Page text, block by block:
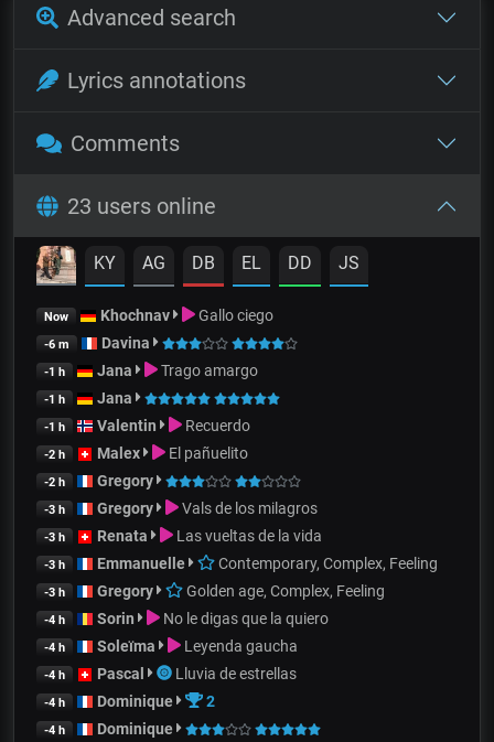
Advanced search
Lyrics annotations
Comments
23 users online
KY AG DB EL DD JS
Now Khochnav Gallo ciego
-6 m Davina
-1 h Jana Trago amargo
-1 h Jana
-1 h Valentin Recuerdo
-2 h Malex El pañuelito
-2 h Gregory
-3 h Gregory Vals de los milagros
-3 h Renata Las vueltas de la vida
-3 h Emmanuelle Contemporary, Complex, Feeling
-3 h Gregory Golden age, Complex, Feeling
-4 h Sorin No le digas que la quiero
-4 h Soleïma Leyenda gaucha
-4 h Pascal Lluvia de estrellas
-4 h Dominique 2
-4 h Dominique